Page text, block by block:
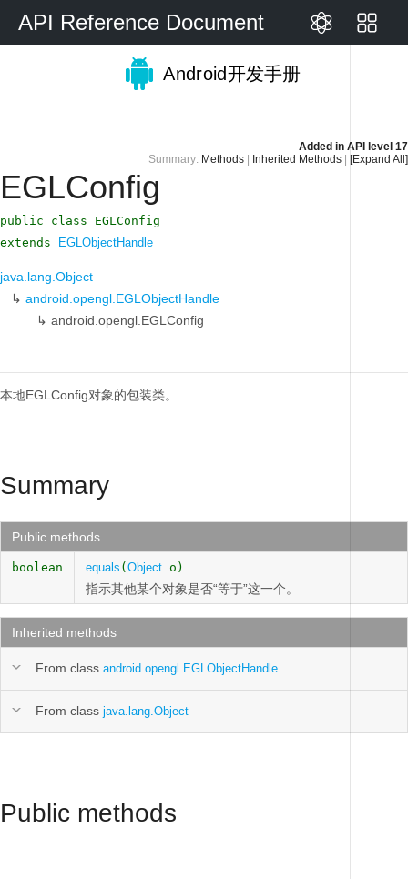
API Reference Document
Android开发手册
Added in API level 17
Summary: Methods Inherited Methods [Expand All]
EGLConfig
public class EGLConfig
extends
EGLObjectHandle
java.lang.Object
↳ android.opengl.EGLObjectHandle
↳ android.opengl.EGLConfig
本地EGLConfig对象的包装类。
Summary
Public methods
boolean equals ( Object o)
指示其他某个对象是否“等于”这一个。
Inherited methods
From class android.opengl.EGLObjectHandle
From class java.lang.Object
Public methods